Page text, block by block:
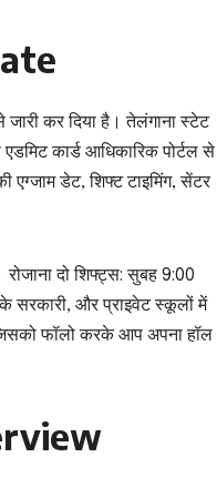
कर दिया है। तेलंगाना स्टेट
कार्ड आधिकारिक पोर्टल से
एग्जाम डेट, शिफ्ट टाइमिंग, सेंटर
दो शिफ्ट्स: सुबह 9:00
सरकारी, और प्राइवेट स्कूलों में
फॉलो करके आप अपना हॉल